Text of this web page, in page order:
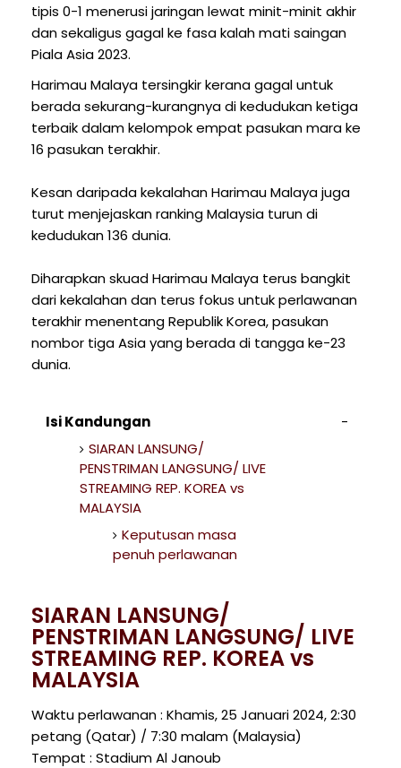
tipis 0-1 menerusi jaringan lewat minit-minit akhir
dan sekaligus gagal ke fasa kalah mati saingan
Piala Asia 2023.
Harimau Malaya tersingkir kerana gagal untuk
berada sekurang-kurangnya di kedudukan ketiga
terbaik dalam kelompok empat pasukan mara ke
16 pasukan terakhir.
Kesan daripada kekalahan Harimau Malaya juga
turut menjejaskan ranking Malaysia turun di
kedudukan 136 dunia.
Diharapkan skuad Harimau Malaya terus bangkit
dari kekalahan dan terus fokus untuk perlawanan
terakhir menentang Republik Korea, pasukan
nombor tiga Asia yang berada di tangga ke-23
dunia.
Isi Kandungan
SIARAN LANSUNG/
PENSTRIMAN LANGSUNG/ LIVE
STREAMING REP. KOREA vs
MALAYSIA
Keputusan masa
penuh perlawanan
SIARAN LANSUNG/
PENSTRIMAN LANGSUNG/ LIVE
STREAMING REP. KOREA vs
MALAYSIA
Waktu perlawanan : Khamis, 25 Januari 2024, 2:30
petang (Qatar) / 7:30 malam (Malaysia)
Tempat : Stadium Al Janoub